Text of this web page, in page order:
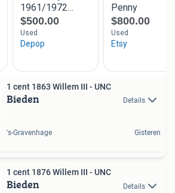
1 cent 1863 Willem III - UNC
Bieden Details
's-Gravenhage Gisteren
1 cent 1876 Willem III - UNC
Bieden Details